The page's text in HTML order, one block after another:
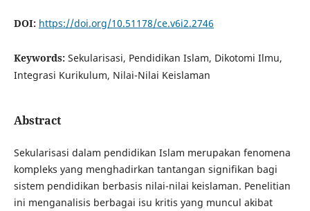
DOI: https://doi.org/10.51178/ce.v6i2.2746
Keywords: Sekularisasi, Pendidikan Islam, Dikotomi Ilmu,
Integrasi Kurikulum, Nilai-Nilai Keislaman
Abstract
Sekularisasi dalam pendidikan Islam merupakan fenomena
kompleks yang menghadirkan tantangan signifikan bagi
sistem pendidikan berbasis nilai-nilai keislaman. Penelitian
ini menganalisis berbagai isu kritis yang muncul akibat